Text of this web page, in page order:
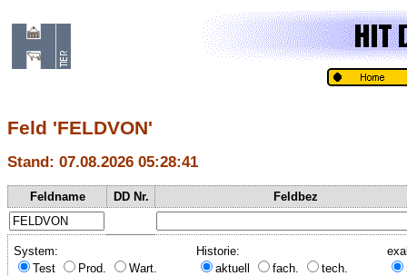
Feld 'FELDVON'
Stand: 07.08.2026 05:28:41
Feldname DD Nr. Feldbez
System:
Test
Prod. Wart.
Historie:
aktuell
fach. tech.